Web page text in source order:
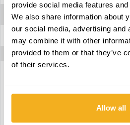
provide social media features
We also share information about
our social media, advertising and
may combine it with other
provided to them or that they’ve
of their services.
Allow all
Chorro plano y spray
Download ficha técnica